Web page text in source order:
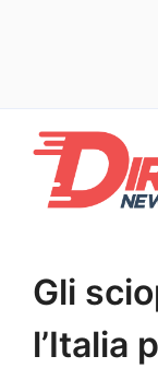
contenuto
Gli
l’Italia